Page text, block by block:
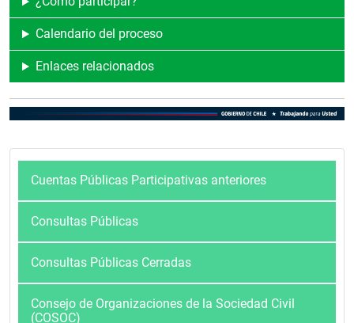
Calendario del proceso
Enlaces relacionados
Cuentas Públicas Participativas anteriores
Consultas Públicas
Consultas Públicas Cerradas
Consejo de Organizaciones de la Sociedad Civil
(COSOC)